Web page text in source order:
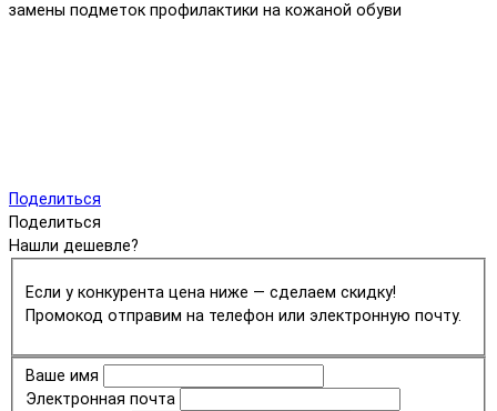
замены подметок профилактики на кожаной обуви
Поделиться
Поделиться
Нашли дешевле?
Если у конкурента цена ниже — сделаем скидку!
Промокод отправим на телефон или электронную почту.
Ваше имя
Электронная почта